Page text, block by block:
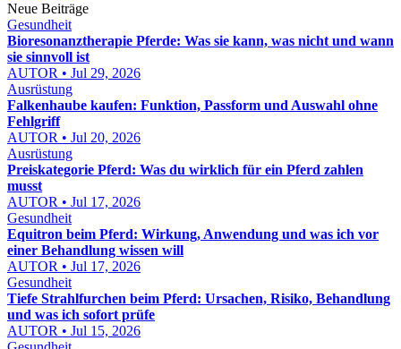
Neue Beiträge
Gesundheit
Bioresonanztherapie Pferde: Was sie kann, was nicht und wann
sie sinnvoll ist
AUTOR • Jul 29, 2026
Ausrüstung
Falkenhaube kaufen: Funktion, Passform und Auswahl ohne
Fehlgriff
AUTOR • Jul 20, 2026
Ausrüstung
Preiskategorie Pferd: Was du wirklich für ein Pferd zahlen
musst
AUTOR • Jul 17, 2026
Gesundheit
Equitron beim Pferd: Wirkung, Anwendung und was ich vor
einer Behandlung wissen will
AUTOR • Jul 17, 2026
Gesundheit
Tiefe Strahlfurchen beim Pferd: Ursachen, Risiko, Behandlung
und was ich sofort prüfe
AUTOR • Jul 15, 2026